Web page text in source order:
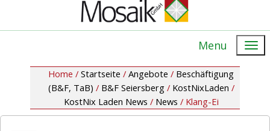
Menu
Home / Startseite / Angebote / Beschäftigung
(B&F, TaB) / B&F Seiersberg / KostNixLaden /
KostNix Laden News / News / Klang-Ei